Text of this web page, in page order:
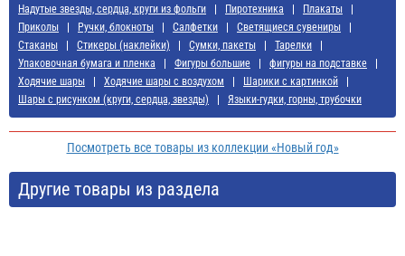
Надутые звезды, сердца, круги из фольги
Пиротехника
Плакаты
Приколы
Ручки, блокноты Салфетки
Светящиеся сувениры
Стаканы
Стикеры (наклейки) Сумки, пакеты
Тарелки
Упаковочная бумага и пленка
Фигуры большие
фигуры на подставке
Ходячие шары
Ходячие шары с воздухом
Шарики с картинкой
Шары с рисунком (круги, сердца, звезды)
Языки-гудки, горны, трубочки
Посмотреть все товары из коллекции «Новый год»
Другие товары из раздела